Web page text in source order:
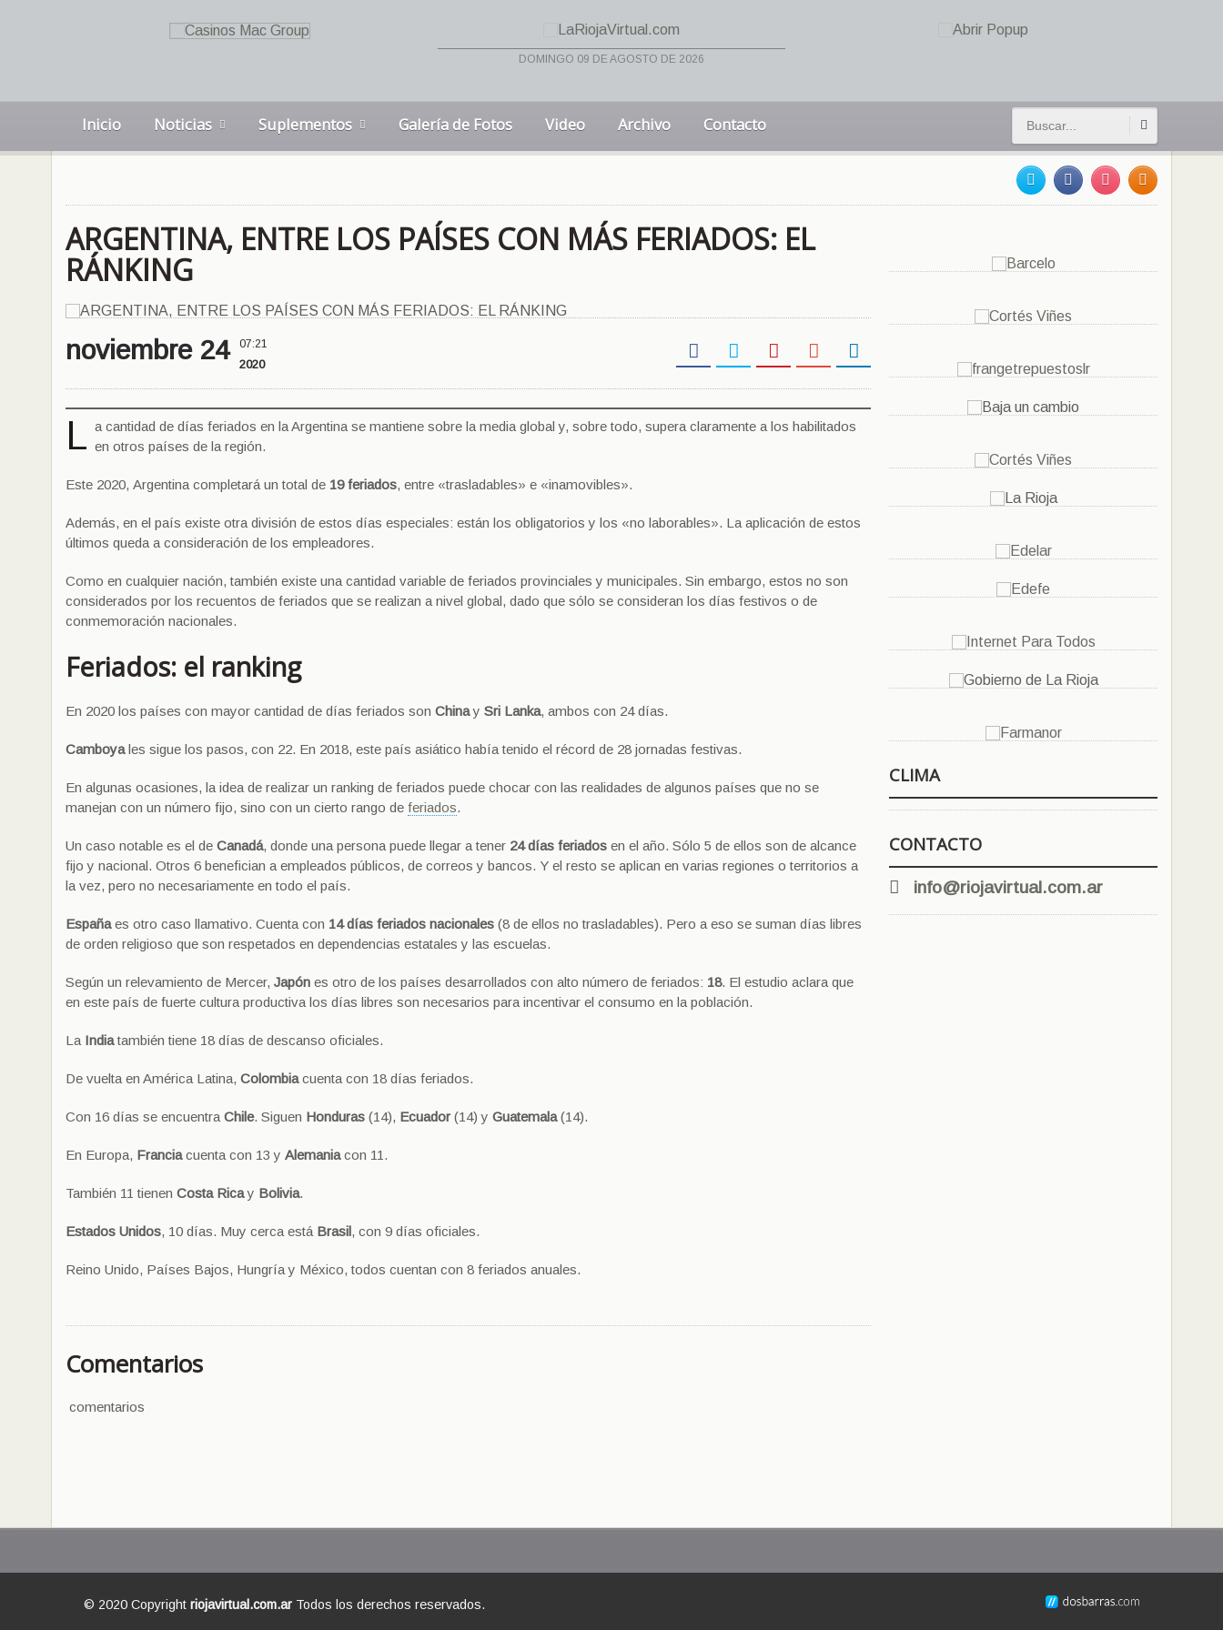
domingo 09 de agosto de 2026
Inicio Noticias Suplementos Galería de Fotos Video Archivo Contacto
ARGENTINA, ENTRE LOS PAÍSES CON MÁS FERIADOS: EL
RÁNKING
noviembre 24 07:21
2020
L a cantidad de días feriados en la Argentina se mantiene sobre la media global y, sobre todo, supera claramente a los habilitados
en otros países de la región.
Este 2020, Argentina completará un total de 19 feriados, entre «trasladables» e «inamovibles».
Además, en el país existe otra división de estos días especiales: están los obligatorios y los «no laborables». La aplicación de estos
últimos queda a consideración de los empleadores.
Como en cualquier nación, también existe una cantidad variable de feriados provinciales y municipales. Sin embargo, estos no son
considerados por los recuentos de feriados que se realizan a nivel global, dado que sólo se consideran los días festivos o de
conmemoración nacionales.
Feriados: el ranking
En 2020 los países con mayor cantidad de días feriados son Chinay Sri Lanka, ambos con 24 días.
Camboyales sigue los pasos, con 22. En 2018, este país asiático había tenido el récord de 28 jornadas festivas.
En algunas ocasiones, la idea de realizar un ranking de feriados puede chocar con las realidades de algunos países que no se
manejan con un número fijo, sino con un cierto rango de feriados.
Un caso notable es el de Canadá, donde una persona puede llegar a tener 24 días feriados en el año. Sólo 5 de ellos son de alcance
fijo y nacional. Otros 6 benefician a empleados públicos, de correos y bancos. Y el resto se aplican en varias regiones o territorios a
la vez, pero no necesariamente en todo el país.
Españaes otro caso llamativo. Cuenta con 14 días feriados nacionales (8 de ellos no trasladables). Pero a eso se suman días libres
de orden religioso que son respetados en dependencias estatales y las escuelas.
Según un relevamiento de Mercer, Japón es otro de los países desarrollados con alto número de feriados: 18. El estudio aclara que
en este país de fuerte cultura productiva los días libres son necesarios para incentivar el consumo en la población.
La Indiatambién tiene 18 días de descanso oficiales.
De vuelta en América Latina, Colombiacuenta con 18 días feriados.
Con 16 días se encuentra Chile. Siguen Honduras (14), Ecuador (14) y Guatemala(14).
En Europa, Franciacuenta con 13 y Alemaniacon 11.
También 11 tienen Costa Ricay Bolivia.
Estados Unidos, 10 días. Muy cerca está Brasil, con 9 días oficiales.
Reino Unido, Países Bajos, Hungría y México, todos cuentan con 8 feriados anuales.
Comentarios
comentarios
CLIMA
CONTACTO
info@riojavirtual.com.ar
© 2020 Copyright riojavirtual.com.ar Todos los derechos reservados.